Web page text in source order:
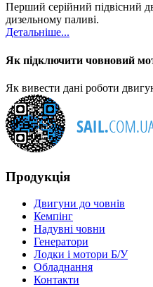
Перший серійний підвісний
дизельному паливі.
Детальніше...
Як підключити човновий
Як вивести дані роботи
Продукція
Двигуни до човнів
Кемпінг
Надувні човни
Генератори
Лодки і мотори Б/У
Обладнання
Контакти